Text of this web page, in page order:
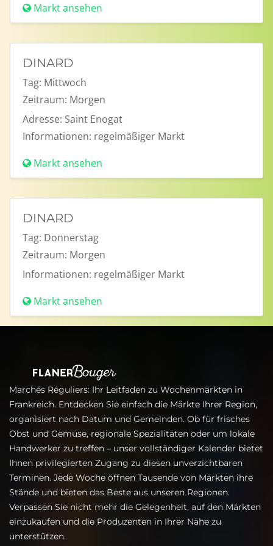
Markt ansehen
DINARD
Tag: Mittwoch
Zeitraum: Morgen
Adresse: Saint Enogat
Informationen: regelmäßiger Markt
Markt ansehen
DINARD
Tag: Donnerstag
Zeitraum: Morgen
Informationen: regelmäßiger Markt
Markt ansehen
Marchés Réguliers: Ihr Leitfaden zu Wochenmärkten in
Frankreich. Entdecken Sie einfach die Märkte Ihrer Region,
organisiert nach Datum und Gemeinden. Ob für frisches
Obst und Gemüse, regionale Spezialitäten oder um lokale
Handwerker zu treffen – unser vollständiger Kalender bietet
Ihnen privilegierten Zugang zu diesen unverzichtbaren
Terminen. Jede Woche öffnen Tausende von Märkten ihre
Stände und bieten das Beste aus unseren Regionen.
Verpassen Sie nicht mehr die Gelegenheit, auf den Märkten
einzukaufen und die Produzenten in Ihrer Nähe zu
unterstützen.